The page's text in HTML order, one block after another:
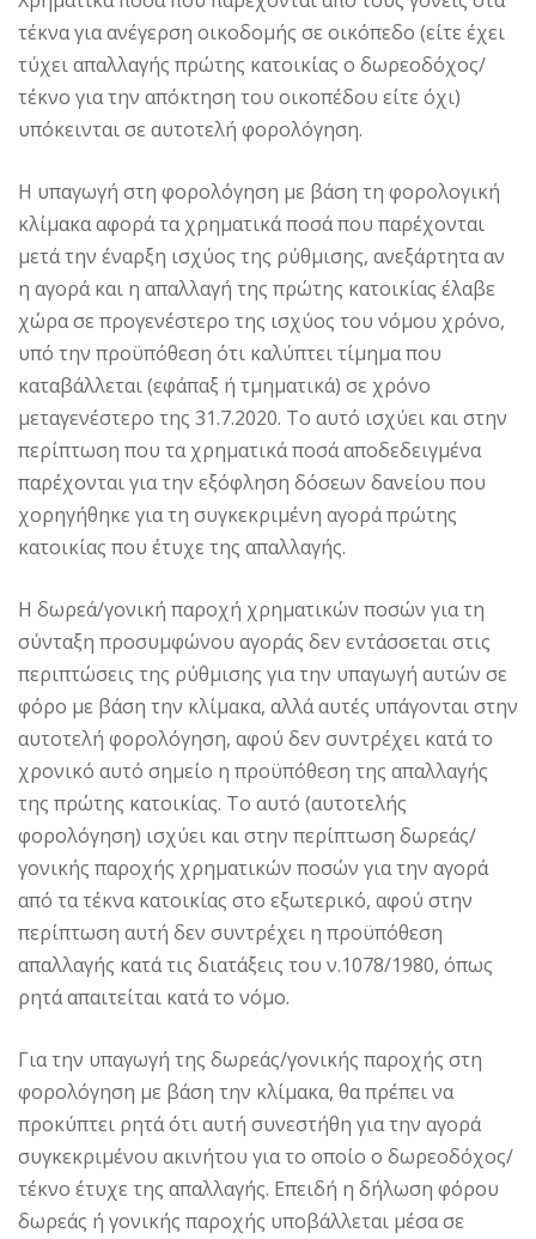
τέκνα για ανέγερση οικοδομής σε οικόπεδο (είτε έχει
τύχει απαλλαγής πρώτης κατοικίας ο δωρεοδόχος/
τέκνο για την απόκτηση του οικοπέδου είτε όχι)
υπόκεινται σε αυτοτελή φορολόγηση.
Η υπαγωγή στη φορολόγηση με βάση τη φορολογική
κλίμακα αφορά τα χρηματικά ποσά που παρέχονται
μετά την έναρξη ισχύος της ρύθμισης, ανεξάρτητα αν
η αγορά και η απαλλαγή της πρώτης κατοικίας έλαβε
χώρα σε προγενέστερο της ισχύος του νόμου χρόνο,
υπό την προϋπόθεση ότι καλύπτει τίμημα που
καταβάλλεται (εφάπαξ ή τμηματικά) σε χρόνο
μεταγενέστερο της 31.7.2020. Το αυτό ισχύει και στην
περίπτωση που τα χρηματικά ποσά αποδεδειγμένα
παρέχονται για την εξόφληση δόσεων δανείου που
χορηγήθηκε για τη συγκεκριμένη αγορά πρώτης
κατοικίας που έτυχε της απαλλαγής.
Η δωρεά/γονική παροχή χρηματικών ποσών για τη
σύνταξη προσυμφώνου αγοράς δεν εντάσσεται στις
περιπτώσεις της ρύθμισης για την υπαγωγή αυτών σε
φόρο με βάση την κλίμακα, αλλά αυτές υπάγονται στην
αυτοτελή φορολόγηση, αφού δεν συντρέχει κατά το
χρονικό αυτό σημείο η προϋπόθεση της απαλλαγής
της πρώτης κατοικίας. Το αυτό (αυτοτελής
φορολόγηση) ισχύει και στην περίπτωση δωρεάς/
γονικής παροχής χρηματικών ποσών για την αγορά
από τα τέκνα κατοικίας στο εξωτερικό, αφού στην
περίπτωση αυτή δεν συντρέχει η προϋπόθεση
απαλλαγής κατά τις διατάξεις του ν.1078/1980, όπως
ρητά απαιτείται κατά το νόμο.
Για την υπαγωγή της δωρεάς/γονικής παροχής στη
φορολόγηση με βάση την κλίμακα, θα πρέπει να
προκύπτει ρητά ότι αυτή συνεστήθη για την αγορά
συγκεκριμένου ακινήτου για το οποίο ο δωρεοδόχος/
τέκνο έτυχε της απαλλαγής. Επειδή η δήλωση φόρου
δωρεάς ή γονικής παροχής υποβάλλεται μέσα σε